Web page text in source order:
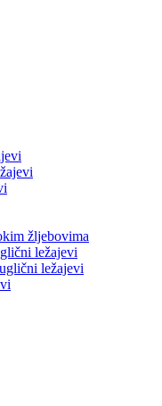
žljebovima
ležajevi
ležajevi